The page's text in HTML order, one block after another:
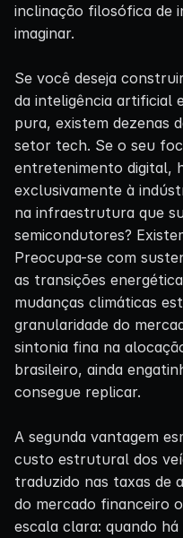
inclinação filosófica de
imaginar.
Se você deseja
da inteligência artificial
pura, existem dezenas
setor tech. Se o seu
entretenimento digital,
exclusivamente à
na infraestrutura que
semicondutores?
Preocupa-se com
as transições
mudanças climáticas
granularidade do
sintonia fina na
brasileiro, ainda
consegue replicar.
A segunda vantagem
custo estrutural dos
traduzido nas taxas de
do mercado financeiro
escala clara: quando